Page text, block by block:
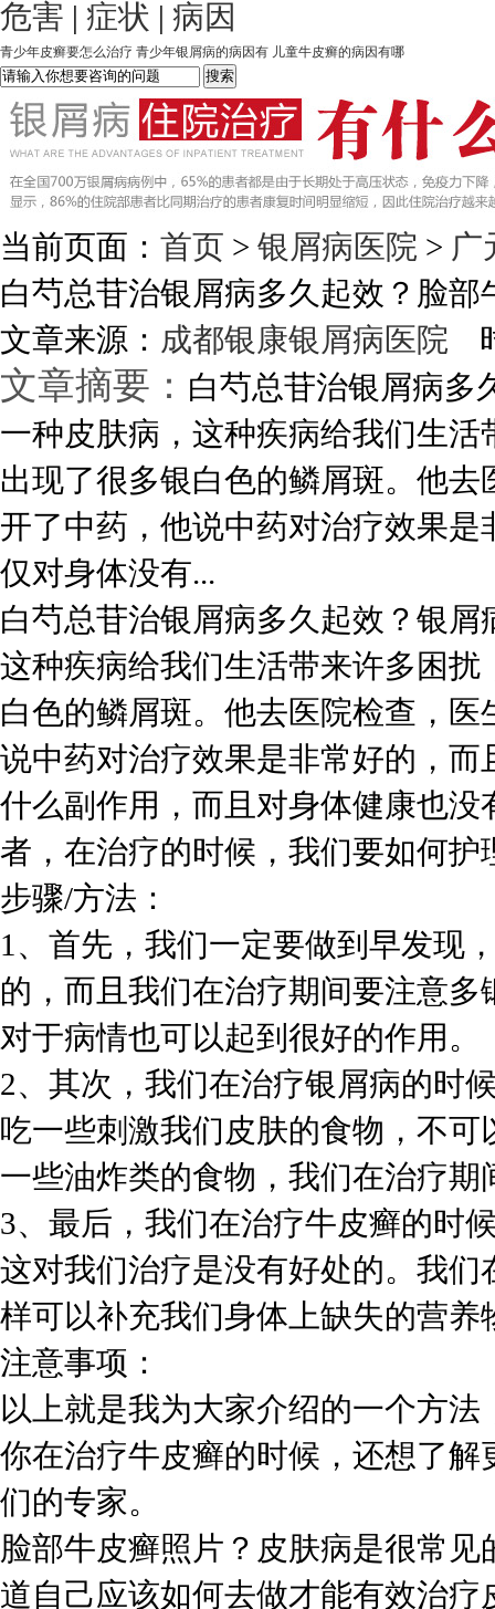
危害 | 症状 | 病因
青少年皮癣要怎么治疗 青少年银屑病的病因有 儿童牛皮癣的病因有哪
当前页面： 首页 > 银屑病医院 > 广
白芍总苷治银屑病多久起效？脸部
文章来源： 成都银康银屑病医院
文章摘要： 白芍总苷治银屑病多
一种皮肤病，这种疾病给我们生
出现了很多银白色的鳞屑斑。他
开了中药，他说中药对治疗效果
仅对身体没有...
白芍总苷治银屑病多久起效？银
这种疾病给我们生活带来许多困
白色的鳞屑斑。他去医院检查，
说中药对治疗效果是非常好的，
什么副作用，而且对身体健康也
者，在治疗的时候，我们要如何
步骤/方法：
1、首先，我们一定要做到早发现
的，而且我们在治疗期间要注意
对于病情也可以起到很好的作用。
2、其次，我们在治疗银屑病的时
吃一些刺激我们皮肤的食物，不
一些油炸类的食物，我们在治疗期
3、最后，我们在治疗牛皮癣的时
这对我们治疗是没有好处的。我
样可以补充我们身体上缺失的营
注意事项：
以上就是我为大家介绍的一个方
你在治疗牛皮癣的时候，还想了
们的专家。
脸部牛皮癣照片？皮肤病是很常
道自己应该如何去做才能有效治